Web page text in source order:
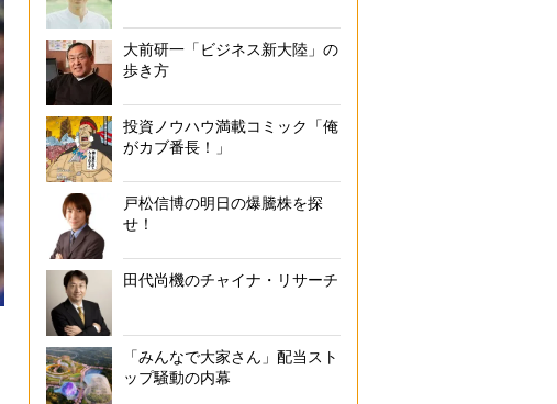
大前研一「ビジネス新大陸」の
歩き方
投資ノウハウ満載コミック「俺
がカブ番長！」
戸松信博の明日の爆騰株を探
せ！
田代尚機のチャイナ・リサーチ
「みんなで大家さん」配当スト
ップ騒動の内幕